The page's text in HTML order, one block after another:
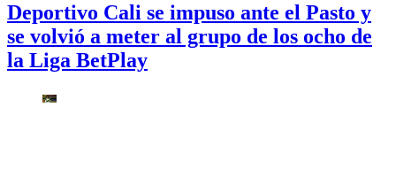
Deportivo Cali se impuso ante el Pasto y
se volvió a meter al grupo de los ocho de
la Liga BetPlay